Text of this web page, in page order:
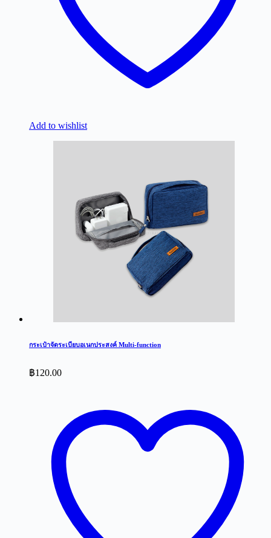
Add to wishlist
กระเป๋าจัดระเบียบอเนกประสงค์ Multi-function
฿120.00